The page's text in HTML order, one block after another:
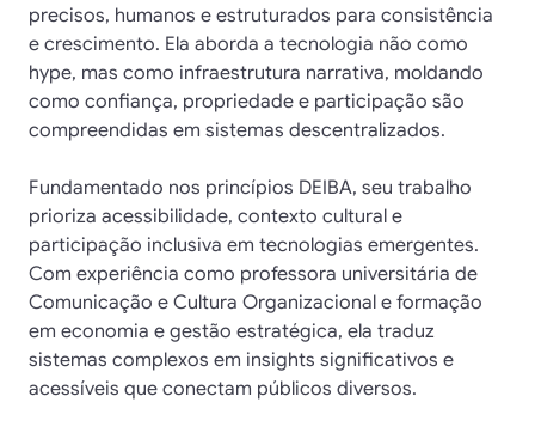
precisos, humanos e estruturados para consistência
e crescimento. Ela aborda a tecnologia não como
hype, mas como infraestrutura narrativa, moldando
como confiança, propriedade e participação são
compreendidas em sistemas descentralizados.
Fundamentado nos princípios DEIBA, seu trabalho
prioriza acessibilidade, contexto cultural e
participação inclusiva em tecnologias emergentes.
Com experiência como professora universitária de
Comunicação e Cultura Organizacional e formação
em economia e gestão estratégica, ela traduz
sistemas complexos em insights significativos e
acessíveis que conectam públicos diversos.